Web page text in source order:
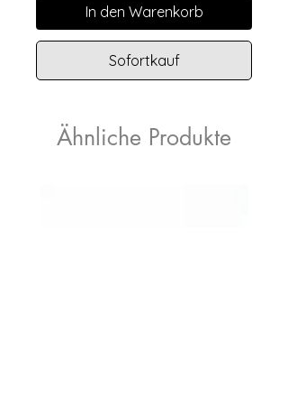
In den Warenkorb
Sofortkauf
Ähnliche Produkte